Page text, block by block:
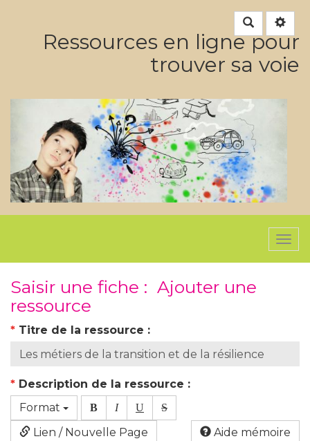
Rechercher
Ressources en ligne pour
trouver sa voie
Saisir une fiche : Ajouter une
ressource
* Titre de la ressource :
* Description de la ressource :
Format
B I U S
Lien / Nouvelle Page Aide mémoire